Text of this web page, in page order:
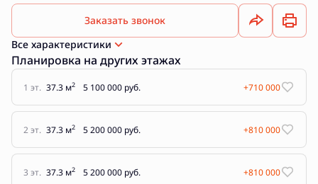
Заказать звонок
Все характеристики
Планировка на других этажах
1 эт. 37.3 м2 5 100 000 руб. +710 000
2 эт. 37.3 м2 5 200 000 руб. +810 000
3 эт. 37.3 м2 5 200 000 руб. +810 000